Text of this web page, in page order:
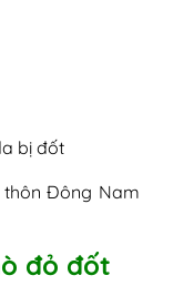
bị đốt
Đông Nam
đỏ đốt